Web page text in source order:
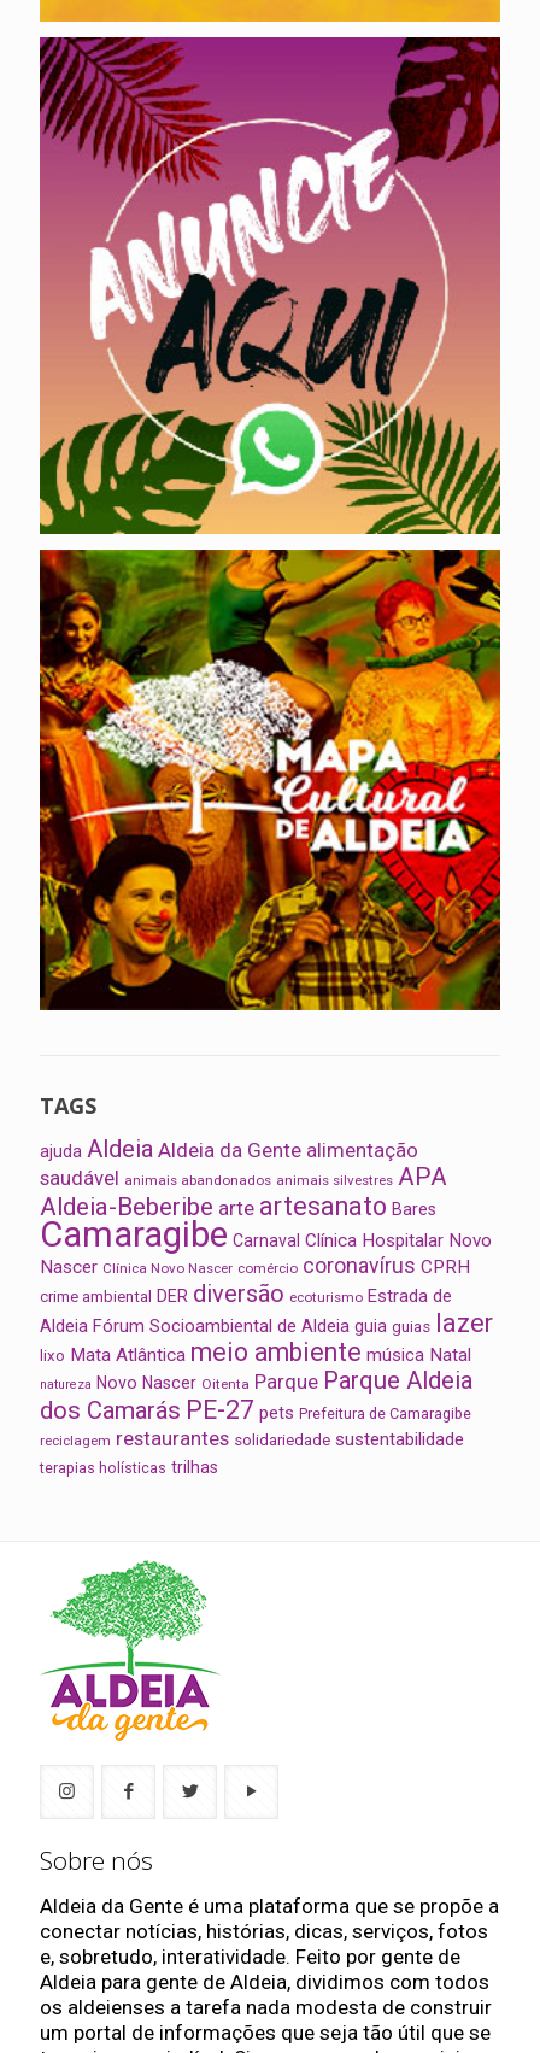
TAGS
ajuda Aldeia Aldeia da Gente alimentação
saudável animais abandonados animais silvestres APA
Aldeia-Beberibe arte artesanato Bares
Camaragibe Carnaval Clínica Hospitalar Novo
Nascer Clínica Novo Nascer comércio coronavírus CPRH
crime ambiental DER diversão ecoturismo Estrada de
Aldeia Fórum Socioambiental de Aldeia guia guias lazer
lixo Mata Atlântica meio ambiente música Natal
natureza Novo Nascer Oitenta Parque Parque Aldeia
dos Camarás PE-27 pets Prefeitura de Camaragibe
reciclagem restaurantes solidariedade sustentabilidade
terapias holísticas trilhas
Sobre nós
Aldeia da Gente é uma plataforma que se propõe a
conectar notícias, histórias, dicas, serviços, fotos
e, sobretudo, interatividade. Feito por gente de
Aldeia para gente de Aldeia, dividimos com todos
os aldeienses a tarefa nada modesta de construir
um portal de informações que seja tão útil que se